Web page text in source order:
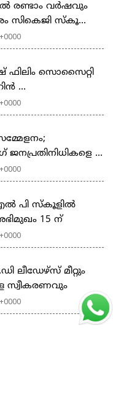
രണ്ടാം വർഷവും
സികെജി സ്കൂ...
ഫിലിം സൊസൈറ്റി
...
ജനപ്രതിനിധികളെ ...
എൽ പി സ്കൂളിൽ
15 ന്
ലീഡേഴ്‌സ് മീറ്റും
സ്വീകരണവും